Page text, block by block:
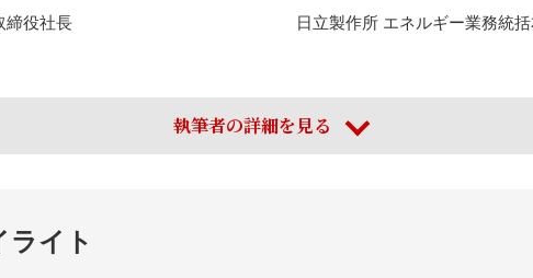
締役社長
日立製作所 エネルギー業務統
執筆者の詳細を見る
ライト